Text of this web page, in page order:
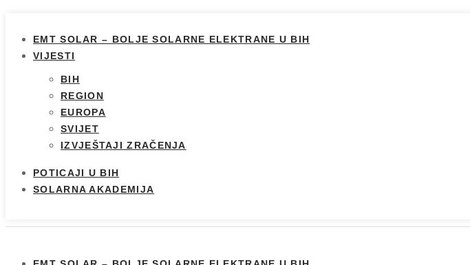
EMT SOLAR – BOLJE SOLARNE ELEKTRANE U BIH
VIJESTI
BIH
REGION
EUROPA
SVIJET
IZVJEŠTAJI ZRAČENJA
POTICAJI U BIH
SOLARNA AKADEMIJA